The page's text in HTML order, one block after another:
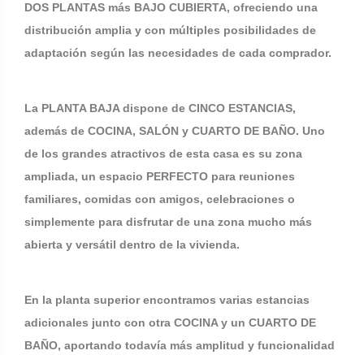
DOS PLANTAS más BAJO CUBIERTA, ofreciendo una
distribución amplia y con múltiples posibilidades de
adaptación según las necesidades de cada comprador.
La PLANTA BAJA dispone de CINCO ESTANCIAS,
además de COCINA, SALÓN y CUARTO DE BAÑO. Uno
de los grandes atractivos de esta casa es su zona
ampliada, un espacio PERFECTO para reuniones
familiares, comidas con amigos, celebraciones o
simplemente para disfrutar de una zona mucho más
abierta y versátil dentro de la vivienda.
En la planta superior encontramos varias estancias
adicionales junto con otra COCINA y un CUARTO DE
BAÑO, aportando todavía más amplitud y funcionalidad